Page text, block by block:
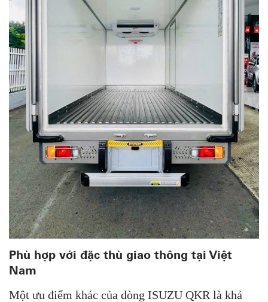
Phù hợp với đặc thù giao thông tại Việt
Nam
Một ưu điểm khác của dòng ISUZU QKR là khả